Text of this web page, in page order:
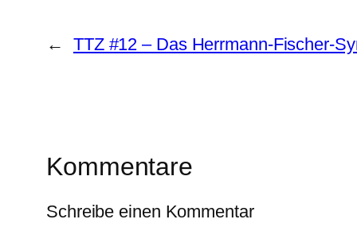
← TTZ #12 – Das Herrmann-Fischer-
Kommentare
Schreibe einen Kommentar